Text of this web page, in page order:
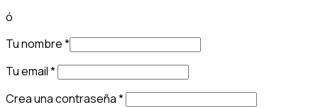
ó
Tu nombre*
Tu email*
Crea una contraseña*